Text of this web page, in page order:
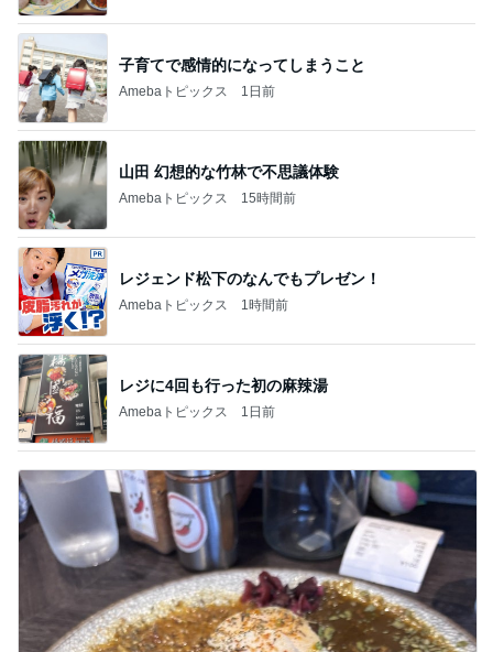
子育てで感情的になってしまうこと
Amebaトピックス 1日前
山田 幻想的な竹林で不思議体験
Amebaトピックス 15時間前
レジェンド松下のなんでもプレゼン！
Amebaトピックス 1時間前
レジに4回も行った初の麻辣湯
Amebaトピックス 1日前